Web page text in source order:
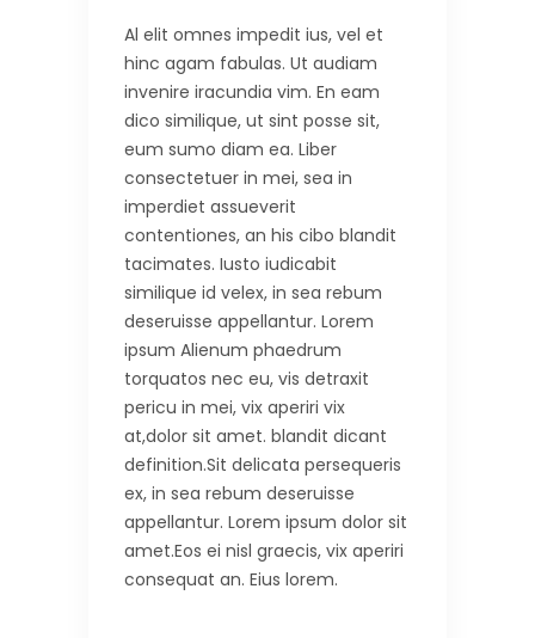
Al elit omnes impedit ius, vel et
hinc agam fabulas. Ut audiam
invenire iracundia vim. En eam
dico similique, ut sint posse sit,
eum sumo diam ea. Liber
consectetuer in mei, sea in
imperdiet assueverit
contentiones, an his cibo blandit
tacimates. Iusto iudicabit
similique id velex, in sea rebum
deseruisse appellantur. Lorem
ipsum Alienum phaedrum
torquatos nec eu, vis detraxit
pericu in mei, vix aperiri vix
at,dolor sit amet. blandit dicant
definition.Sit delicata persequeris
ex, in sea rebum deseruisse
appellantur. Lorem ipsum dolor sit
amet.Eos ei nisl graecis, vix aperiri
consequat an. Eius lorem.